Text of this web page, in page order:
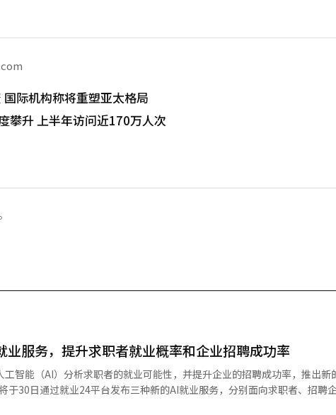
际机构称将重塑亚太格局
攀升 上半年访问近170万人次
业服务，提升求职者就业概率和企业招聘成功率
率的求职咨询、基于招聘概率的招聘咨询，以及针对行政人员的AI招聘公